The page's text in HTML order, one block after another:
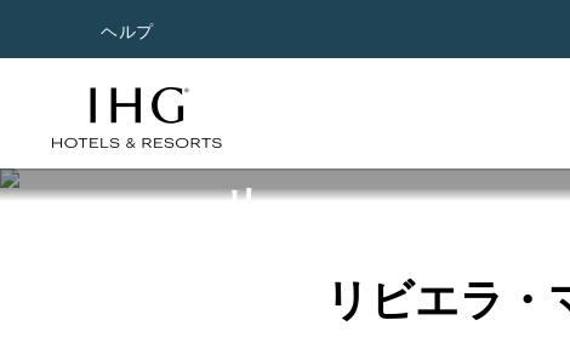
ヘルプ
リビエラ・
ル
リビエラ・